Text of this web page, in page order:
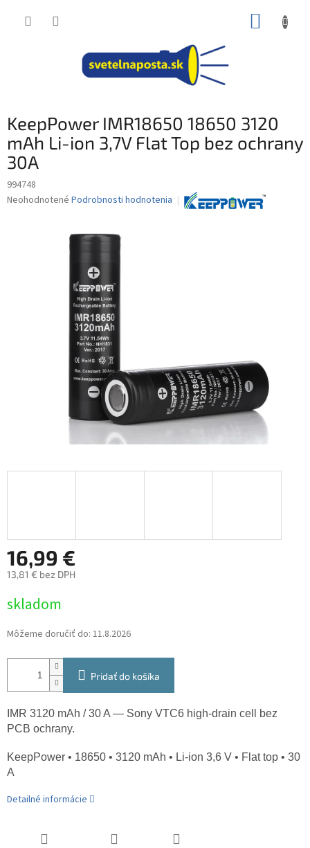
KeepPower IMR18650 18650 3120
mAh Li-ion 3,7V Flat Top bez ochrany
30A
994748
Priemerné
Neohodnotené Podrobnosti hodnotenia
16,99 €
13,81 € bez DPH
cena:
skladom
Môžeme doručiť do: 11.8.2026
Pridať do košíka
IMR 3120 mAh / 30 A — Sony VTC6 high-drain cell bez
PCB ochrany.
KeepPower • 18650 • 3120 mAh • Li-ion 3,6 V • Flat top • 30
A
Detailné informácie